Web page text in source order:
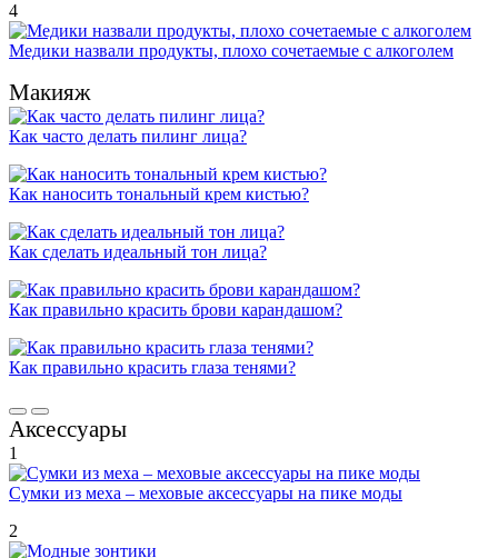
4
Медики назвали продукты, плохо сочетаемые с алкоголем
Макияж
Как часто делать пилинг лица?
Как наносить тональный крем кистью?
Как сделать идеальный тон лица?
Как правильно красить брови карандашом?
Как правильно красить глаза тенями?
Аксессуары
1
Сумки из меха – меховые аксессуары на пике моды
2